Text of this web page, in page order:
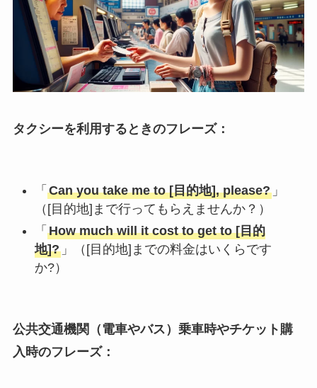
タクシーを利用するときのフレーズ：
「Can you take me to [目的地], please? 」
（[目的地]まで行ってもらえませんか？）
「How much will it cost to get to [目的
地]? 」（[目的地]までの料金はいくらです
か?）
公共交通機関（電車やバス）乗車時やチケット購
入時のフレーズ：